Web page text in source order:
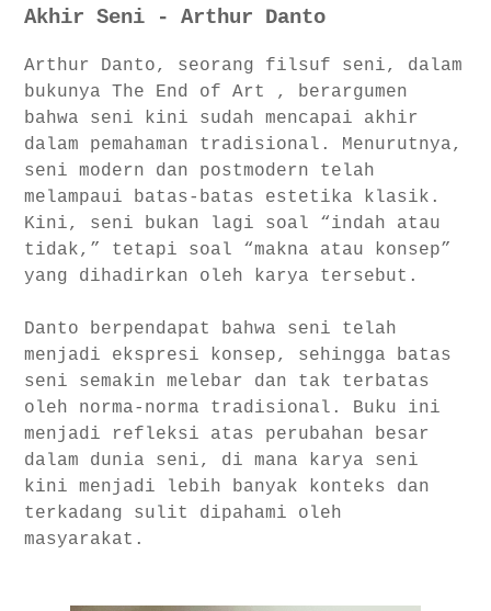
Akhir Seni - Arthur Danto
Arthur Danto, seorang filsuf seni, dalam
bukunya The End of Art , berargumen
bahwa seni kini sudah mencapai akhir
dalam pemahaman tradisional. Menurutnya,
seni modern dan postmodern telah
melampaui batas-batas estetika klasik.
Kini, seni bukan lagi soal “indah atau
tidak,” tetapi soal “makna atau konsep”
yang dihadirkan oleh karya tersebut.
Danto berpendapat bahwa seni telah
menjadi ekspresi konsep, sehingga batas
seni semakin melebar dan tak terbatas
oleh norma-norma tradisional. Buku ini
menjadi refleksi atas perubahan besar
dalam dunia seni, di mana karya seni
kini menjadi lebih banyak konteks dan
terkadang sulit dipahami oleh
masyarakat.